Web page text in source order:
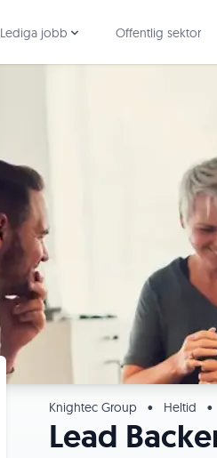
Lediga jobb Offentlig sektor
Knightec Group • Heltid •
Lead